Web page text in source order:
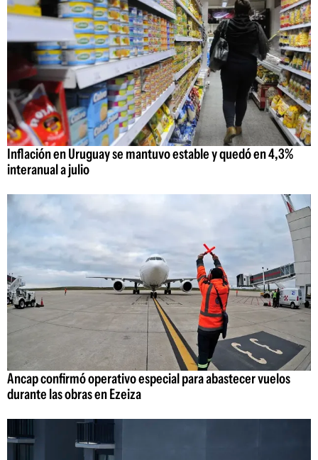
Inflación en Uruguay se mantuvo estable y quedó en 4,3%
interanual a julio
Ancap confirmó operativo especial para abastecer vuelos
durante las obras en Ezeiza